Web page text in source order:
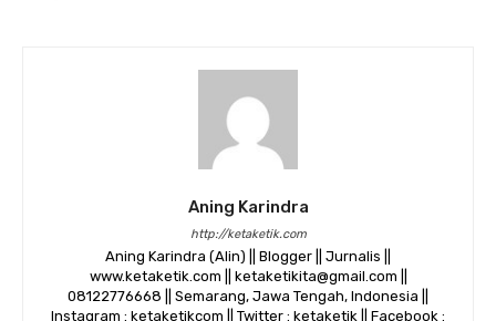
Aning Karindra
http://ketaketik.com
Aning Karindra (Alin) || Blogger || Jurnalis ||
www.ketaketik.com || ketaketikita@gmail.com ||
08122776668 || Semarang, Jawa Tengah, Indonesia ||
Instagram : ketaketikcom || Twitter : ketaketik || Facebook :